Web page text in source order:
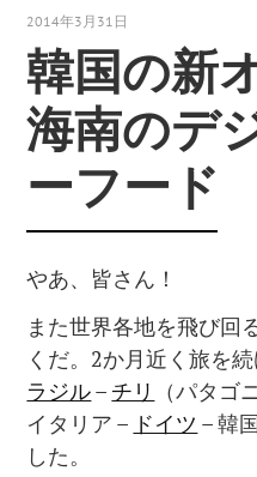
2014年3月31日
韓国の新
海南のデ
ーフード
やあ、皆さん！
また世界各地を飛び回
くだ。2か月近く旅を続
ラジル– チリ
（パタゴ
イタリア – ドイツ – 韓
した。